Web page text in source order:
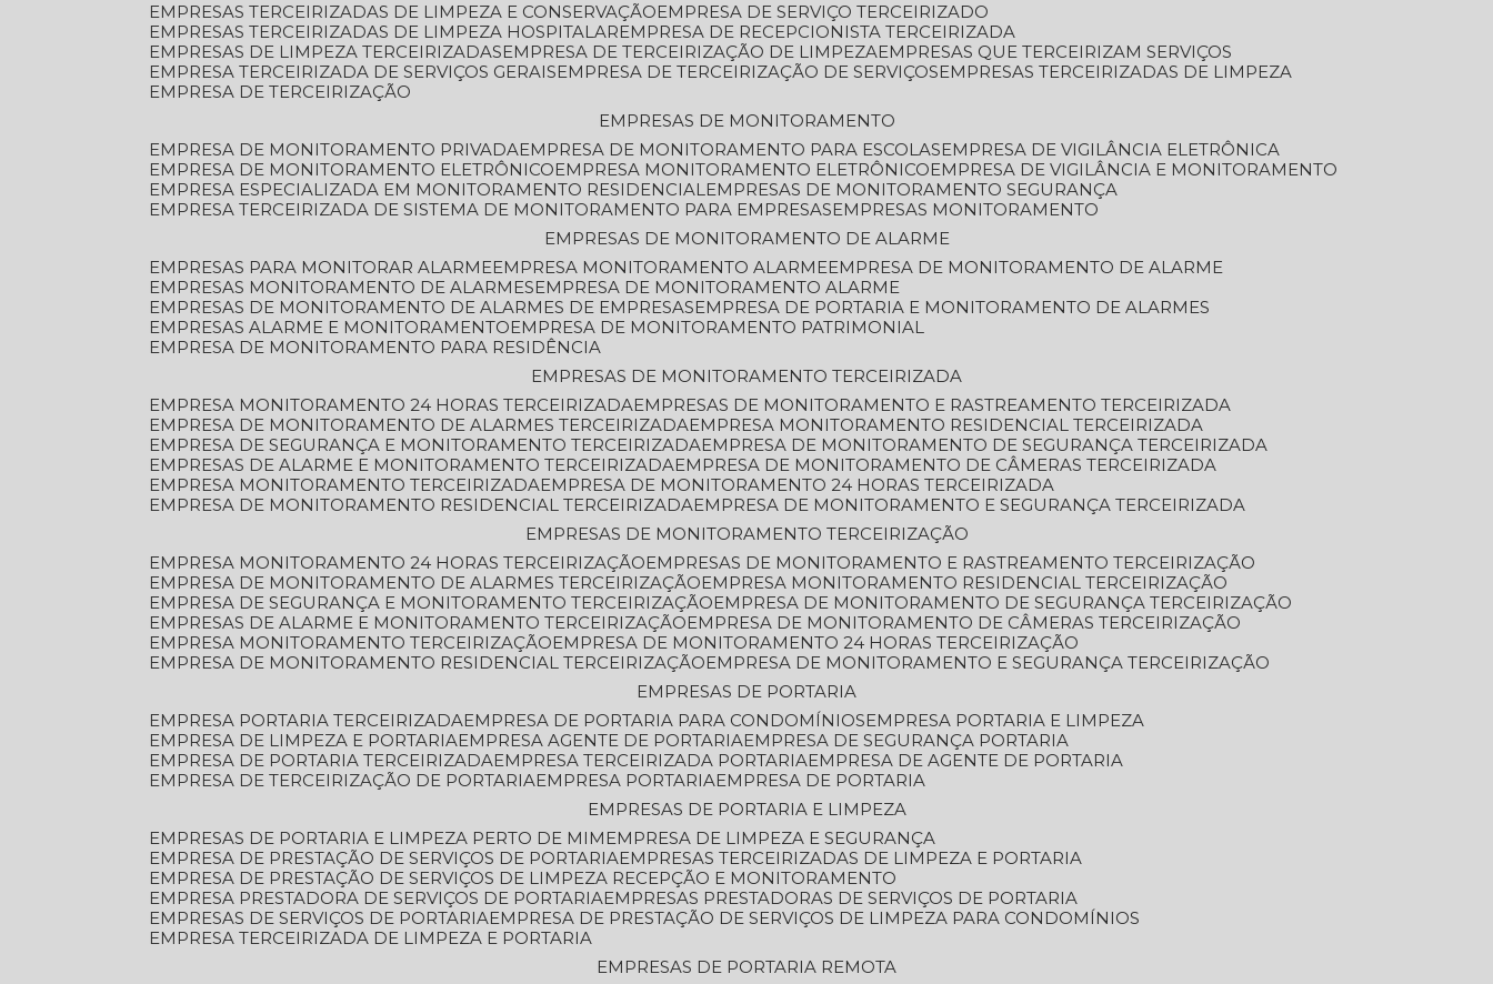
EMPRESAS TERCEIRIZADAS DE LIMPEZA E CONSERVAÇÃO
EMPRESA DE SERVIÇO TERCEIRIZADO
EMPRESAS TERCEIRIZADAS DE LIMPEZA HOSPITALAR
EMPRESA DE RECEPCIONISTA TERCEIRIZADA
EMPRESAS DE LIMPEZA TERCEIRIZADAS
EMPRESA DE TERCEIRIZAÇÃO DE LIMPEZA
EMPRESAS QUE TERCEIRIZAM SERVIÇOS
EMPRESA TERCEIRIZADA DE SERVIÇOS GERAIS
EMPRESA DE TERCEIRIZAÇÃO DE SERVIÇOS
EMPRESAS TERCEIRIZADAS DE LIMPEZA
EMPRESA DE TERCEIRIZAÇÃO
EMPRESAS DE MONITORAMENTO
EMPRESA DE MONITORAMENTO PRIVADA
EMPRESA DE MONITORAMENTO PARA ESCOLAS
EMPRESA DE VIGILÂNCIA ELETRÔNICA
EMPRESA DE MONITORAMENTO ELETRÔNICO
EMPRESA MONITORAMENTO ELETRÔNICO
EMPRESA DE VIGILÂNCIA E MONITORAMENTO
EMPRESA ESPECIALIZADA EM MONITORAMENTO RESIDENCIAL
EMPRESAS DE MONITORAMENTO SEGURANÇA
EMPRESA TERCEIRIZADA DE SISTEMA DE MONITORAMENTO PARA EMPRESAS
EMPRESAS MONITORAMENTO
EMPRESAS DE MONITORAMENTO DE ALARME
EMPRESAS PARA MONITORAR ALARME
EMPRESA MONITORAMENTO ALARME
EMPRESA DE MONITORAMENTO DE ALARME
EMPRESAS MONITORAMENTO DE ALARMES
EMPRESA DE MONITORAMENTO ALARME
EMPRESAS DE MONITORAMENTO DE ALARMES DE EMPRESAS
EMPRESA DE PORTARIA E MONITORAMENTO DE ALARMES
EMPRESAS ALARME E MONITORAMENTO
EMPRESA DE MONITORAMENTO PATRIMONIAL
EMPRESA DE MONITORAMENTO PARA RESIDÊNCIA
EMPRESAS DE MONITORAMENTO TERCEIRIZADA
EMPRESA MONITORAMENTO 24 HORAS TERCEIRIZADA
EMPRESAS DE MONITORAMENTO E RASTREAMENTO TERCEIRIZADA
EMPRESA DE MONITORAMENTO DE ALARMES TERCEIRIZADA
EMPRESA MONITORAMENTO RESIDENCIAL TERCEIRIZADA
EMPRESA DE SEGURANÇA E MONITORAMENTO TERCEIRIZADA
EMPRESA DE MONITORAMENTO DE SEGURANÇA TERCEIRIZADA
EMPRESAS DE ALARME E MONITORAMENTO TERCEIRIZADA
EMPRESA DE MONITORAMENTO DE CÂMERAS TERCEIRIZADA
EMPRESA MONITORAMENTO TERCEIRIZADA
EMPRESA DE MONITORAMENTO 24 HORAS TERCEIRIZADA
EMPRESA DE MONITORAMENTO RESIDENCIAL TERCEIRIZADA
EMPRESA DE MONITORAMENTO E SEGURANÇA TERCEIRIZADA
EMPRESAS DE MONITORAMENTO TERCEIRIZAÇÃO
EMPRESA MONITORAMENTO 24 HORAS TERCEIRIZAÇÃO
EMPRESAS DE MONITORAMENTO E RASTREAMENTO TERCEIRIZAÇÃO
EMPRESA DE MONITORAMENTO DE ALARMES TERCEIRIZAÇÃO
EMPRESA MONITORAMENTO RESIDENCIAL TERCEIRIZAÇÃO
EMPRESA DE SEGURANÇA E MONITORAMENTO TERCEIRIZAÇÃO
EMPRESA DE MONITORAMENTO DE SEGURANÇA TERCEIRIZAÇÃO
EMPRESAS DE ALARME E MONITORAMENTO TERCEIRIZAÇÃO
EMPRESA DE MONITORAMENTO DE CÂMERAS TERCEIRIZAÇÃO
EMPRESA MONITORAMENTO TERCEIRIZAÇÃO
EMPRESA DE MONITORAMENTO 24 HORAS TERCEIRIZAÇÃO
EMPRESA DE MONITORAMENTO RESIDENCIAL TERCEIRIZAÇÃO
EMPRESA DE MONITORAMENTO E SEGURANÇA TERCEIRIZAÇÃO
EMPRESAS DE PORTARIA
EMPRESA PORTARIA TERCEIRIZADA
EMPRESA DE PORTARIA PARA CONDOMÍNIOS
EMPRESA PORTARIA E LIMPEZA
EMPRESA DE LIMPEZA E PORTARIA
EMPRESA AGENTE DE PORTARIA
EMPRESA DE SEGURANÇA PORTARIA
EMPRESA DE PORTARIA TERCEIRIZADA
EMPRESA TERCEIRIZADA PORTARIA
EMPRESA DE AGENTE DE PORTARIA
EMPRESA DE TERCEIRIZAÇÃO DE PORTARIA
EMPRESA PORTARIA
EMPRESA DE PORTARIA
EMPRESAS DE PORTARIA E LIMPEZA
EMPRESAS DE PORTARIA E LIMPEZA PERTO DE MIM
EMPRESA DE LIMPEZA E SEGURANÇA
EMPRESA DE PRESTAÇÃO DE SERVIÇOS DE PORTARIA
EMPRESAS TERCEIRIZADAS DE LIMPEZA E PORTARIA
EMPRESA DE PRESTAÇÃO DE SERVIÇOS DE LIMPEZA RECEPÇÃO E MONITORAMENTO
EMPRESA PRESTADORA DE SERVIÇOS DE PORTARIA
EMPRESAS PRESTADORAS DE SERVIÇOS DE PORTARIA
EMPRESAS DE SERVIÇOS DE PORTARIA
EMPRESA DE PRESTAÇÃO DE SERVIÇOS DE LIMPEZA PARA CONDOMÍNIOS
EMPRESA TERCEIRIZADA DE LIMPEZA E PORTARIA
EMPRESAS DE PORTARIA REMOTA